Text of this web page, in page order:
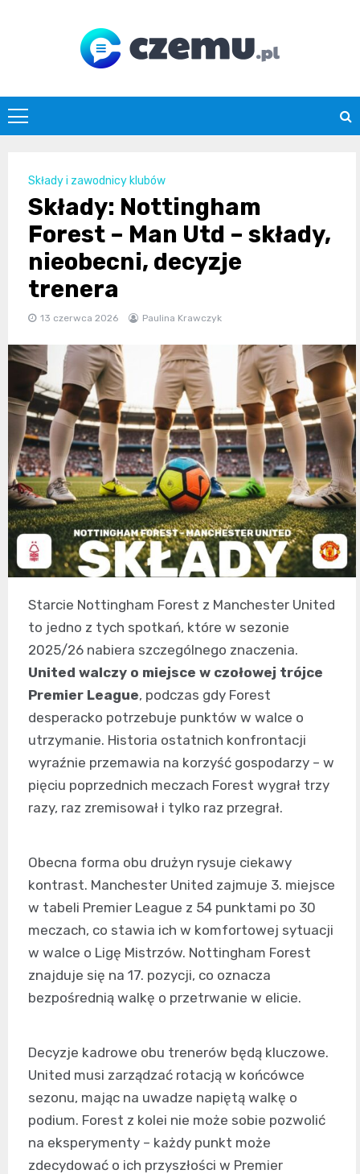
czemu.pl
Składy i zawodnicy klubów
Składy: Nottingham
Forest – Man Utd – składy,
nieobecni, decyzje
trenera
13 czerwca 2026 Paulina Krawczyk
Starcie Nottingham Forest z Manchester United
to jedno z tych spotkań, które w sezonie
2025/26 nabiera szczególnego znaczenia.
United walczy o miejsce w czołowej trójce
Premier League, podczas gdy Forest
desperacko potrzebuje punktów w walce o
utrzymanie. Historia ostatnich konfrontacji
wyraźnie przemawia na korzyść gospodarzy – w
pięciu poprzednich meczach Forest wygrał trzy
razy, raz zremisował i tylko raz przegrał.
Obecna forma obu drużyn rysuje ciekawy
kontrast. Manchester United zajmuje 3. miejsce
w tabeli Premier League z 54 punktami po 30
meczach, co stawia ich w komfortowej sytuacji
w walce o Ligę Mistrzów. Nottingham Forest
znajduje się na 17. pozycji, co oznacza
bezpośrednią walkę o przetrwanie w elicie.
Decyzje kadrowe obu trenerów będą kluczowe.
United musi zarządzać rotacją w końcówce
sezonu, mając na uwadze napiętą walkę o
podium. Forest z kolei nie może sobie pozwolić
na eksperymenty – każdy punkt może
zdecydować o ich przyszłości w Premier